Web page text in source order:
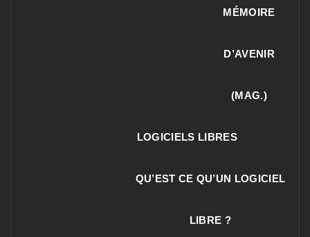
MÉMOIRE
D’AVENIR
(MAG.)
LOGICIELS LIBRES
QU’EST CE QU’UN LOGICIEL
LIBRE ?